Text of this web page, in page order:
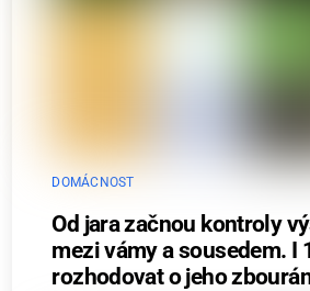
DOMÁCNOST
Od jara začnou kontroly
mezi vámy a sousedem. I
rozhodovat o jeho